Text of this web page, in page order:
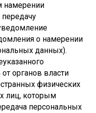
намерении
о намерении
данных).
органов власти
физических
лиц, которым
персональных